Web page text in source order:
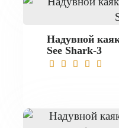
Надувной
See Shark-3